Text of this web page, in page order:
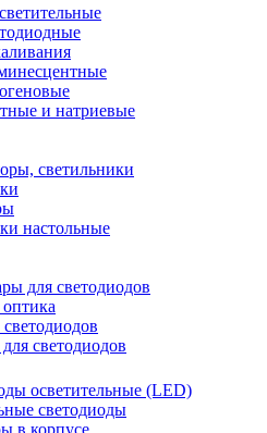
и натриевые
светильники
настольные
для светодиодов
светодиодов
осветительные (LED)
светодиоды
в корпусе